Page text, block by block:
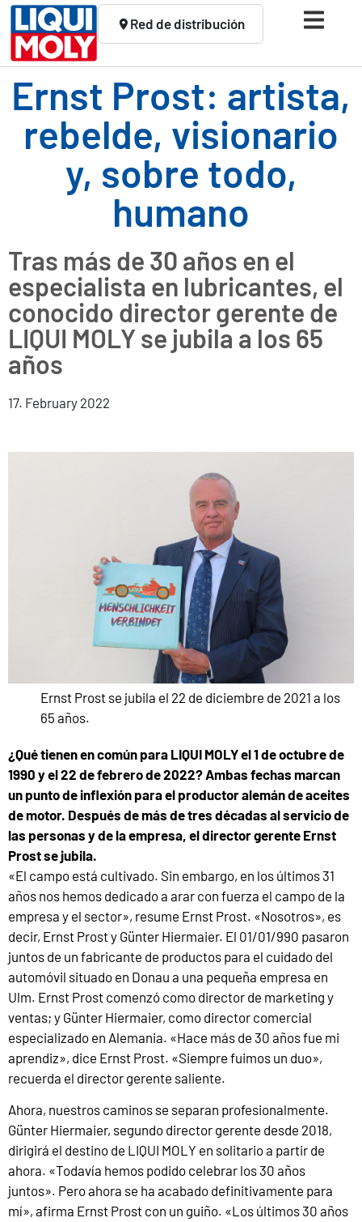
Red de distribución
Ernst Prost: artista,
rebelde, visionario
y, sobre todo,
humano
Tras más de 30 años en el
especialista en lubricantes, el
conocido director gerente de
LIQUI MOLY se jubila a los 65
años
17. February 2022
Ernst Prost se jubila el 22 de diciembre de 2021 a los
65 años.
¿Qué tienen en común para LIQUI MOLY el 1 de octubre de
1990 y el 22 de febrero de 2022? Ambas fechas marcan
un punto de inflexión para el productor alemán de aceites
de motor. Después de más de tres décadas al servicio de
las personas y de la empresa, el director gerente Ernst
Prost se jubila.
«El campo está cultivado. Sin embargo, en los últimos 31
años nos hemos dedicado a arar con fuerza el campo de la
empresa y el sector», resume Ernst Prost. «Nosotros», es
decir, Ernst Prost y Günter Hiermaier. El 01/01/990 pasaron
juntos de un fabricante de productos para el cuidado del
automóvil situado en Donau a una pequeña empresa en
Ulm. Ernst Prost comenzó como director de marketing y
ventas; y Günter Hiermaier, como director comercial
especializado en Alemania. «Hace más de 30 años fue mi
aprendiz», dice Ernst Prost. «Siempre fuimos un duo»,
recuerda el director gerente saliente.
Ahora, nuestros caminos se separan profesionalmente.
Günter Hiermaier, segundo director gerente desde 2018,
dirigirá el destino de LIQUI MOLY en solitario a partir de
ahora. «Todavía hemos podido celebrar los 30 años
juntos». Pero ahora se ha acabado definitivamente para
mí», afirma Ernst Prost con un guiño. «Los últimos 30 años